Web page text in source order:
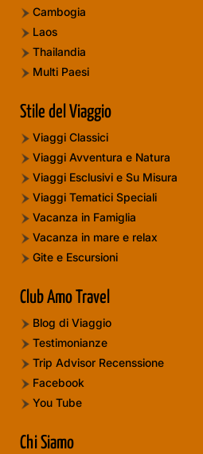
Cambogia
Laos
Thailandia
Multi Paesi
Stile del Viaggio
Viaggi Classici
Viaggi Avventura e Natura
Viaggi Esclusivi e Su Misura
Viaggi Tematici Speciali
Vacanza in Famiglia
Vacanza in mare e relax
Gite e Escursioni
Club Amo Travel
Blog di Viaggio
Testimonianze
Trip Advisor Recenssione
Facebook
You Tube
Chi Siamo